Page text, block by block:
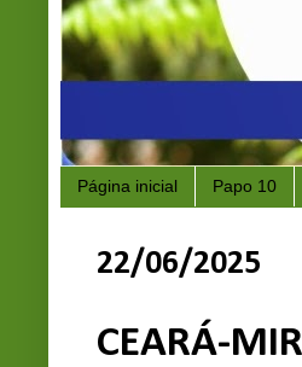
Página inicial Papo 10
22/06/2025
CEARÁ-